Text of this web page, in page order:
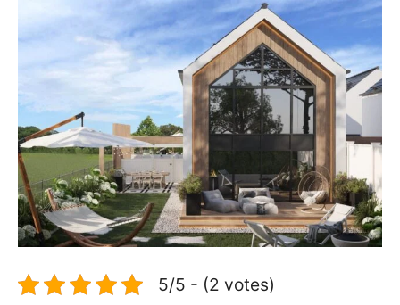
5/5 - (2 votes)